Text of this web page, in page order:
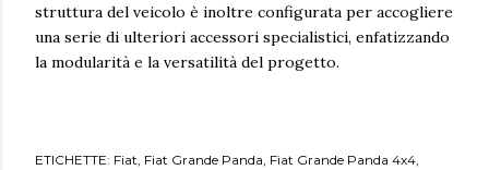
struttura del veicolo è inoltre configurata per accogliere
una serie di ulteriori accessori specialistici, enfatizzando
la modularità e la versatilità del progetto.
ETICHETTE: Fiat Fiat Grande Panda Fiat Grande Panda 4x4